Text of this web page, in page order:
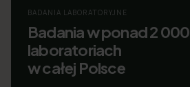
BADANIA LABORATORYJNE
Badania w ponad 2 000
laboratoriach
w całej Polsce